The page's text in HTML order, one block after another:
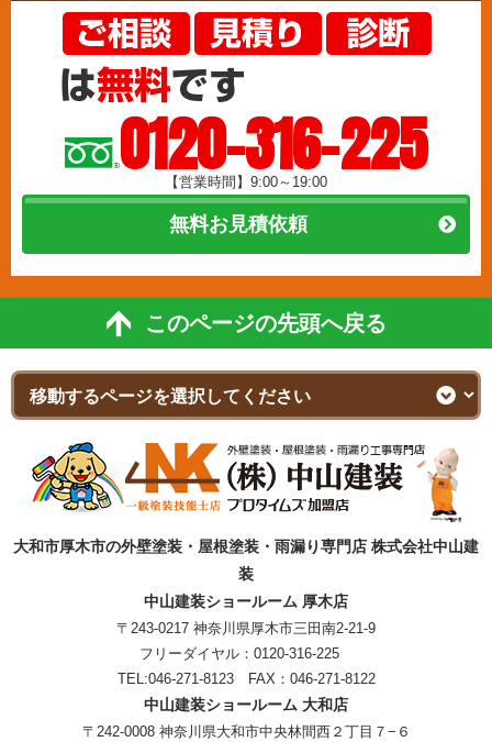
0120-316-225
【営業時間】9:00～19:00
無料お見積依頼
このページの先頭へ戻る
大和市厚木市の外壁塗装・屋根塗装・雨漏り専門店 株式会社中山建
装
中山建装ショールーム 厚木店
〒243-0217 神奈川県厚木市三田南2-21-9
フリーダイヤル： 0120-316-225
TEL:046-271-8123 FAX：046-271-8122
中山建装ショールーム 大和店
〒242-0008 神奈川県大和市中央林間西２丁目７−６